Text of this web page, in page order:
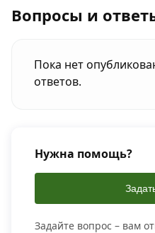
Вопросы и
Пока нет
ответов.
Нужна помощь?
Задайте вопрос – вам